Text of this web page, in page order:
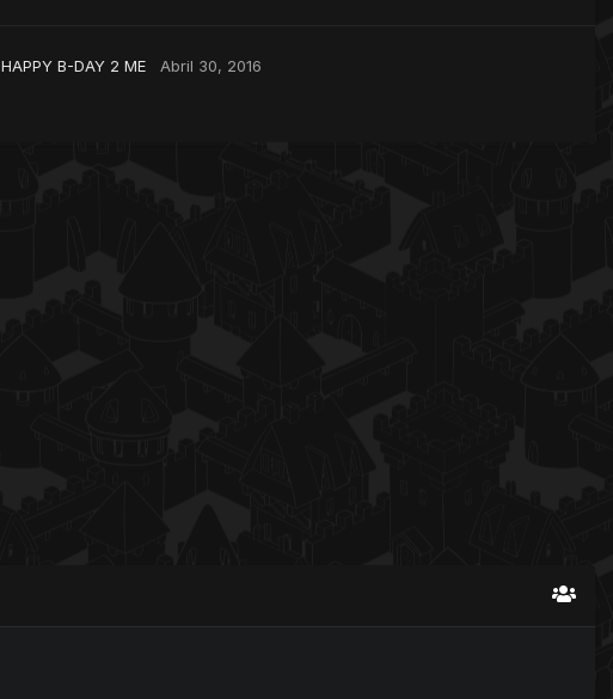
HAPPY B-DAY 2 ME
Abril 30, 2016